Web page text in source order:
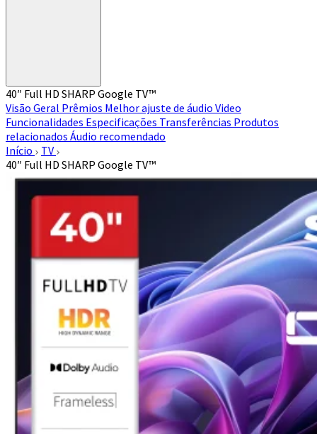
40″ Full HD SHARP Google TV™
Visão Geral Prêmios Melhor ajuste de áudio Video
Funcionalidades Especificações Transferências Produtos
relacionados Áudio recomendado
Início
TV
40″ Full HD SHARP Google TV™